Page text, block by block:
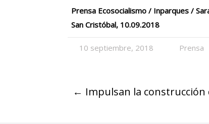
Prensa Ecosocialismo / Inparques /
San Cristóbal, 10.09.2018
10 septiembre, 2018 Prensa
← Impulsan la construcción